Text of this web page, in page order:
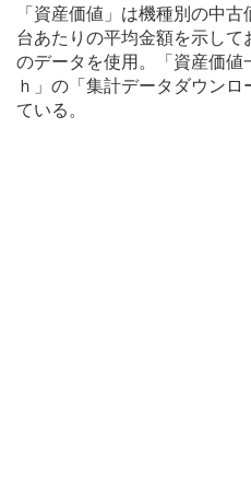
「資産価値」は機種別の中
台あたりの平均金額を示し
のデータを使用。「資産価値
ｈ」の「集計データダウン
ている。